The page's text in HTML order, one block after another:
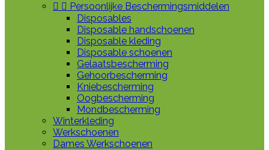
  Persoonlijke Beschermingsmiddelen
Disposables
Disposable handschoenen
Disposable kleding
Disposable schoenen
Gelaatsbescherming
Gehoorbescherming
Kniebescherming
Oogbescherming
Mondbescherming
Winterkleding
Werkschoenen
Dames Werkschoenen